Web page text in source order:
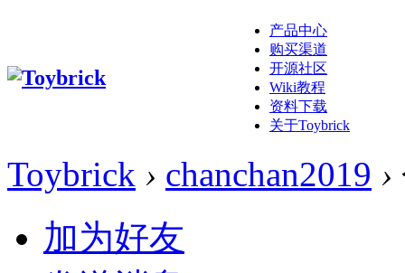
产品中心
购买渠道
开源社区
Wiki教程
资料下载
关于Toybrick
Toybrick › chanchan2019 ›
加为好友